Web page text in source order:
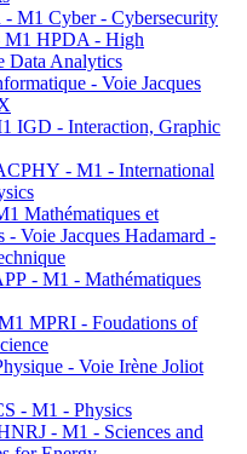
M1 Cyber - Cybersecurity
HPDA - High
Data Analytics
- Voie Jacques
IGD - Interaction, Graphic
- M1 - International
Mathématiques et
- Voie Jacques Hadamard -
- M1 - Mathématiques
MPRI - Foudations of
- Voie Irène Joliot
- M1 - Physics
- M1 - Sciences and